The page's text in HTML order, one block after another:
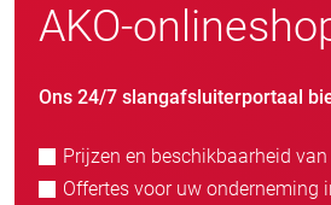
AKO-
Ons 24/7 slangafsluiterportaal
Prijzen en beschikbaarheid
Offertes voor uw onderneming